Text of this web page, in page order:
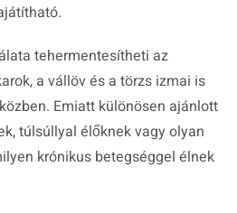
tehermentesítheti az
a vállöv és a törzs izmai is
Emiatt különösen ajánlott
túlsúllyal élőknek vagy olyan
krónikus betegséggel élnek